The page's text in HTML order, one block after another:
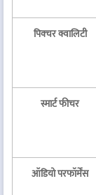
पिक्चर क्वालिटी
स्मार्ट फीचर
ऑडियो परफॉर्मेंस